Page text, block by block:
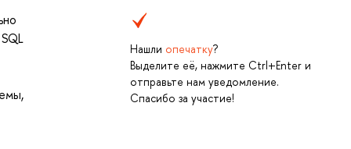
Нашли опечатку?
Выделите её, нажмите Ctrl+Enter и
отправьте нам уведомление.
Спасибо за участие!